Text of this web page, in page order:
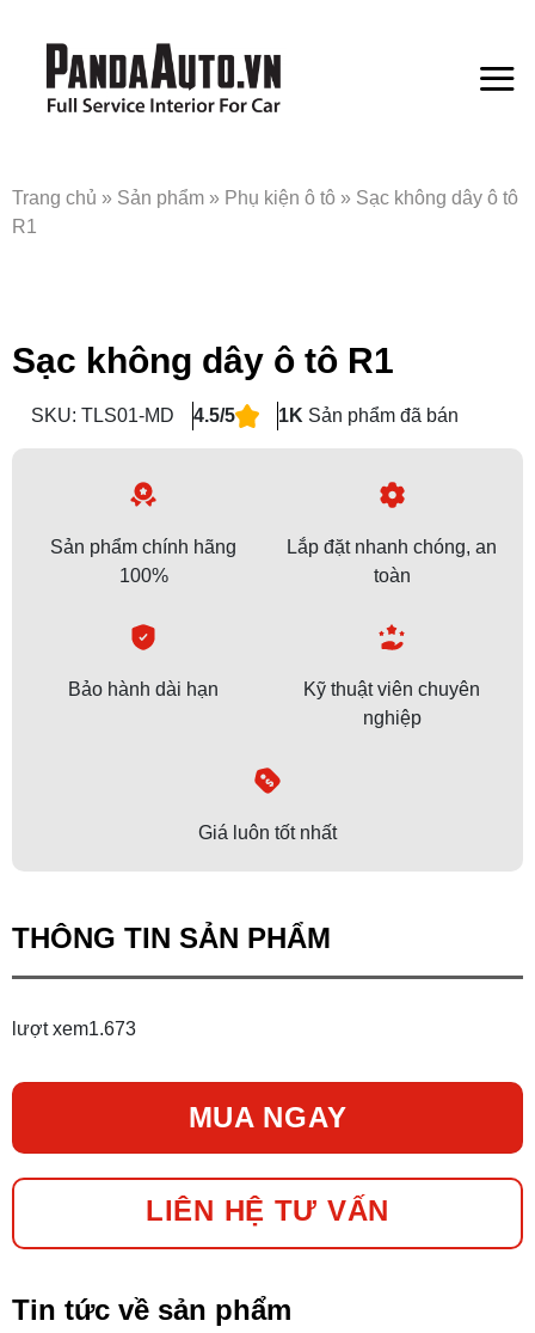
Trang chủ » Sản phẩm » Phụ kiện ô tô » Sạc không dây ô tô
R1
Sạc không dây ô tô R1
SKU: TLS01-MD 4.5/5 1K Sản phẩm đã bán
Sản phẩm chính hãng
100%
Lắp đặt nhanh chóng, an
toàn
Bảo hành dài hạn
Kỹ thuật viên chuyên
nghiệp
Giá luôn tốt nhất
THÔNG TIN SẢN PHẨM
lượt xem1.673
MUA NGAY
LIÊN HỆ TƯ VẤN
Tin tức về sản phẩm